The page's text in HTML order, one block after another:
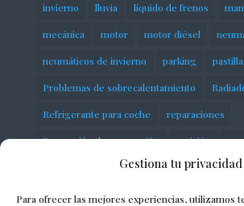
Gestiona tu privacidad
Para ofrecer las mejores experiencias, utilizamos
invierno lluvia líquido de frenos
mecánica motor motor diésel
neumáticos de invierno parking
Problemas de sobrecalentamiento
Refrigerante para coche reparaciones
Reparación de suspensión revisión
Sobrecalentamiento del motor
Suspensión neumática taller talleres